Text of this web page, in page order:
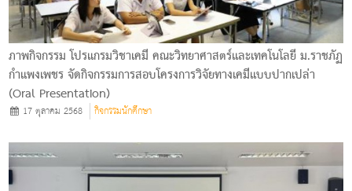
ภาพกิจกรรม โปรแกรมวิชาเคมี คณะวิทยาศาสตร์และเทคโนโลยี ม.ราชภัฏ
กำแพงเพชร จัดกิจกรรมการสอบโครงการวิจัยทางเคมีแบบปากเปล่า
(Oral Presentation)
17 ตุลาคม 2568 กิจกรรมนักศึกษา